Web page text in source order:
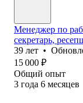
Менеджер по
секретарь,
39 лет •
15 000 ₽
Общий опыт
3 года 6 месяцев